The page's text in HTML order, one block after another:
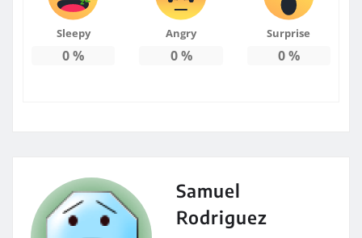
Sleepy
0%
Angry
0%
Surprise
0%
Samuel
Rodriguez